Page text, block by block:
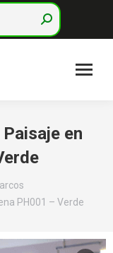
en
PH001 – Verde